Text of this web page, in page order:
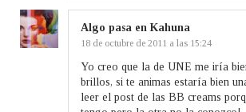
Algo pasa en Kahuna
18 de octubre de 2011 a las 15:24
Yo creo que la de UNE me iría
brillos, si te animas estaría bien
leer el post de las BB creams